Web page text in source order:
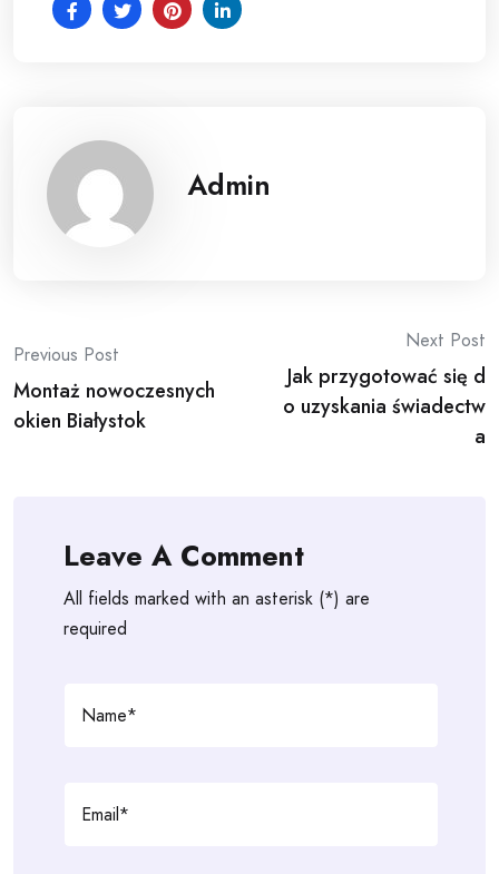
Admin
Post
navigation
Previous Post
Montaż nowoczesnych
okien Białystok
Next Post
Jak przygotować się d
o uzyskania świadectw
a
Leave A Comment
All fields marked with an asterisk (*) are
required